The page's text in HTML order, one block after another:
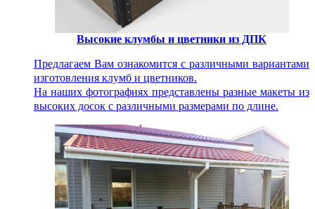
Высокие клумбы и цветники из ДПК
Предлагаем Вам ознакомится с различными вариантами
изготовления клумб и цветников.
На наших фотографиях представлены разные макеты из
высоких досок с различными размерами по длине.